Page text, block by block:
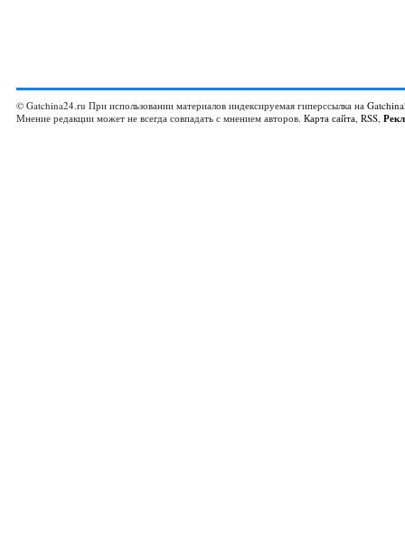
© Gatchina24.ru При использовании материалов индексируемая гиперссылка на
Мнение редакции может не всегда совпадать с мнением авторов. Карта сайта, RSS,